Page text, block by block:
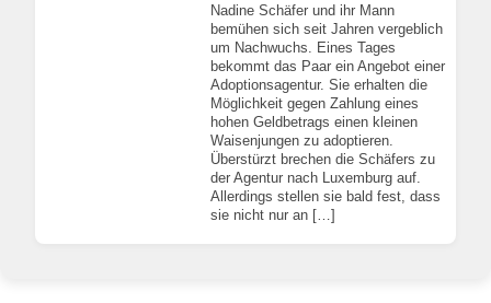
Nadine Schäfer und ihr Mann
bemühen sich seit Jahren vergeblich
um Nachwuchs. Eines Tages
bekommt das Paar ein Angebot einer
Adoptionsagentur. Sie erhalten die
Möglichkeit gegen Zahlung eines
hohen Geldbetrags einen kleinen
Waisenjungen zu adoptieren.
Überstürzt brechen die Schäfers zu
der Agentur nach Luxemburg auf.
Allerdings stellen sie bald fest, dass
sie nicht nur an […]